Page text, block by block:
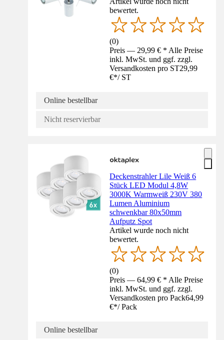
bewertet.
(0)
Preis — 29,99 € * Alle Preise
inkl. MwSt. und ggf. zzgl.
Versandkosten pro ST29,99
€*/ ST
Online bestellbar
Nicht reservierbar
Deckenstrahler Lile Weiß 6
Stück LED Modul 4,8W
3000K Warmweiß 230V 380
Lumen Aluminium
schwenkbar 80x50mm
Aufputz Spot
Artikel wurde noch nicht
bewertet.
(0)
Preis — 64,99 € * Alle Preise
inkl. MwSt. und ggf. zzgl.
Versandkosten pro Pack64,99
€*/ Pack
Online bestellbar